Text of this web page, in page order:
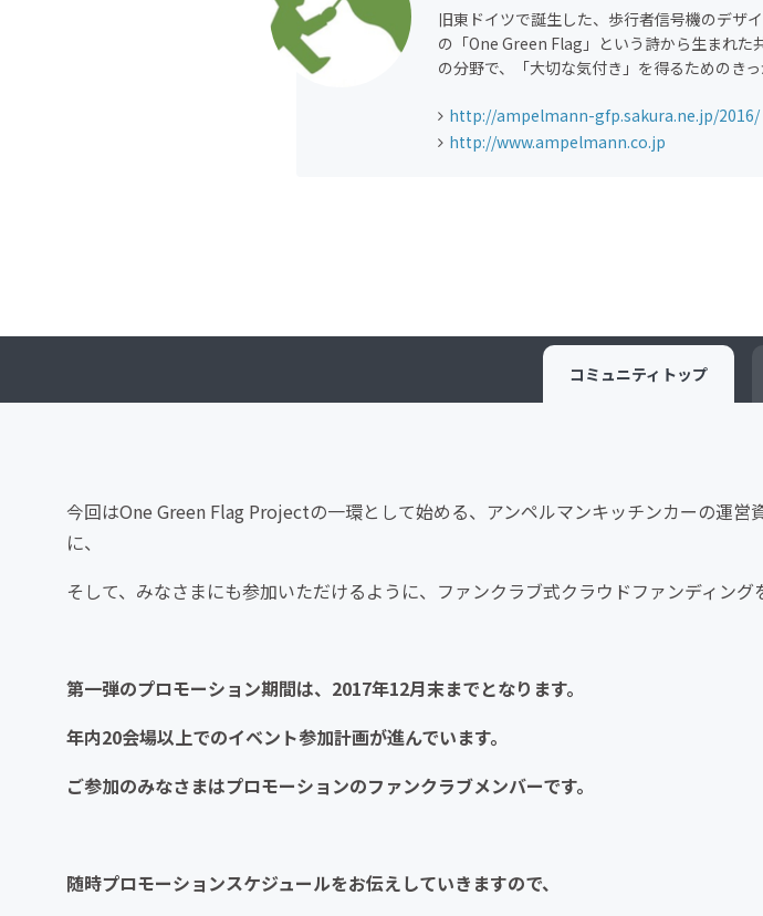
旧東ドイツで誕生した、歩行者信号機のデザ
の「One Green Flag」という詩から生まれた
の分野で、「大切な気付き」を得るためのき
http://ampelmann-gfp.sakura.ne.jp/2016/
http://www.ampelmann.co.jp
コミュニティ トップ
今回はOne Green Flag Projectの一環として始める、アンペルマンキッチンカーの運営
に、
そして、みなさまにも参加いただけるように、ファンクラブ式クラウドファンディング
第一弾のプロモーション期間は、2017年12月末までとなります。
年内20会場以上でのイベント参加計画が進んでいます。
ご参加のみなさまはプロモーションのファンクラブメンバーです。
随時プロモーションスケジュールをお伝えしていきますので、